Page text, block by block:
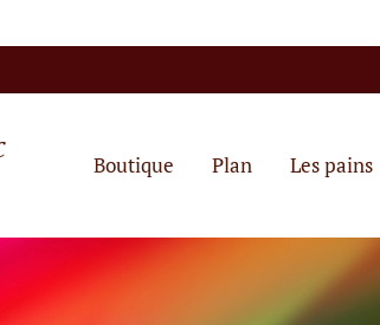
Boutique Plan Les pains